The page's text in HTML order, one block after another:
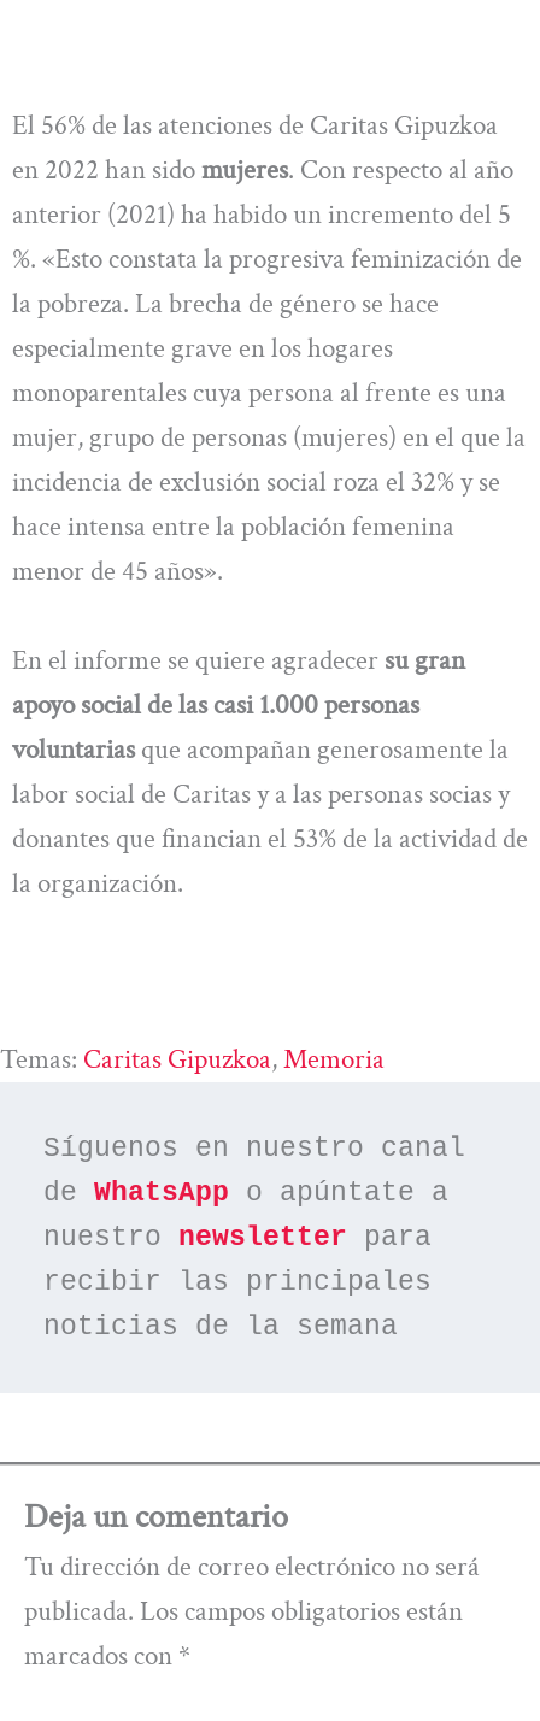
El 56% de las atenciones de Caritas Gipuzkoa
en 2022 han sidomujeres. Con respecto al año
anterior (2021) ha habido un incremento del 5
%. «Esto constata la progresiva feminización de
la pobreza. La brecha de género se hace
especialmente grave en los hogares
monoparentales cuya persona al frente es una
mujer, grupo de personas (mujeres) en el que la
incidencia de exclusión social roza el 32% y se
hace intensa entre la población femenina
menor de 45 años».
En el informe se quiere agradecer su gran
apoyo social de las casi 1.000 personas
voluntariasque acompañan generosamente la
labor social de Caritas y a las personas socias y
donantes que financian el 53% de la actividad de
la organización.
Temas: Caritas Gipuzkoa, Memoria
Síguenos en nuestro canal
de WhatsApp o apúntate a
nuestro newsletter para
recibir las principales
noticias de la semana
Deja un comentario
Tu dirección de correo electrónico no será
publicada. Los campos obligatorios están
marcados con *